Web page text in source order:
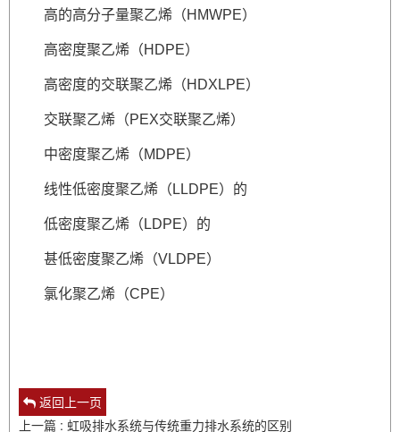
高的高分子量聚乙烯（HMWPE）
高密度聚乙烯（HDPE）
高密度的交联聚乙烯（HDXLPE）
交联聚乙烯（PEX交联聚乙烯）
中密度聚乙烯（MDPE）
线性低密度聚乙烯（LLDPE）的
低密度聚乙烯（LDPE）的
甚低密度聚乙烯（VLDPE）
氯化聚乙烯（CPE）
返回上一页
上一篇 : 虹吸排水系统与传统重力排水系统的区别